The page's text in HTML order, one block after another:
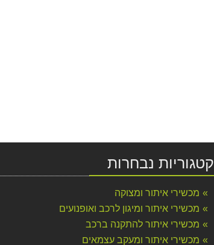
קטגוריות נבחרות
מכשירי איתור ומצוקה
מכשירי איתור ומיגון לרכב ואופנועים
מכשירי איתור להתקנה ברכב
מכשירי איתור ומעקב עצמאים